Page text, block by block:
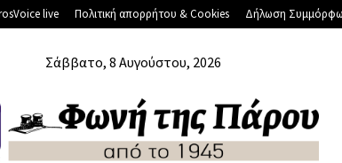
live Πολιτική απορρήτου & Cookies Δήλωση
Σάββατο, 8 Αυγούστου, 2026